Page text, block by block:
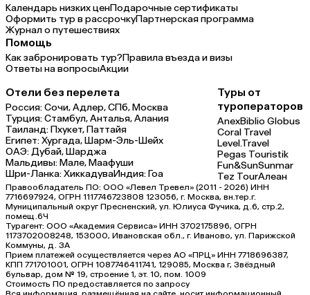
Календарь низких ценПодарочные сертификаты
Оформить тур в рассрочкуПартнерская программа
Журнал о путешествиях
Помощь
Как забронировать тур?Правила въезда и визы
Ответы на вопросыАкции
Отели без перелета
Россия:Сочи,Адлер,СПб,Москва
Турция:Стамбул,Анталья,Алания
Таиланд:Пхукет,Паттайя
Египет:Хургада,Шарм-Эль-Шейх
ОАЭ:Дубай,Шарджа
Мальдивы:Мале,Маафуши
Шри-Ланка:ХиккадуваИндия:Гоа
Туры от
туроператоров
AnexBiblio Globus
Coral Travel
Level.Travel
Pegas Touristik
Fun&SunSunmar
Tez TourАлеан
Правообладатель ПО: ООО «Левел Тревел» (2011 - 2026) ИНН
7716697924, ОГРН 1117746723808 123056, г. Москва, вн.тер.г.
Муниципальный округ Пресненский, ул. Юлиуса Фучика, д.6, стр.2,
помещ.6Ч
Турагент: ООО «Академия Сервиса» ИНН 3702175896, ОГРН
1173702008248, 153000, Ивановская обл., г. Иваново, ул. Парижской
Коммуны, д. ЗА
Прием платежей осуществляется через АО «ПРЦ» ИНН 7718696387,
КПП 771701001, ОГРН 1087746411741, 129085, Москва г, Звёздный
бульвар, дом № 19, строение 1, эт. 10, пом. 1009
Стоимость ПО предоставляется по запросу